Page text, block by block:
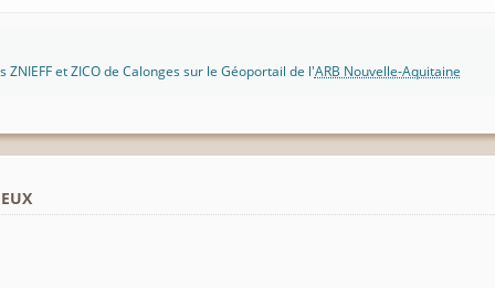
ZNIEFF et ZICO de Calonges sur le Géoportail de l'ARB Nouvelle-Aquitaine